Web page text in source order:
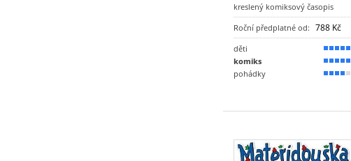
kreslený komiksový časopis
Roční předplatné od: 788 Kč
děti
100 %
komiks
100 %
pohádky
80 %